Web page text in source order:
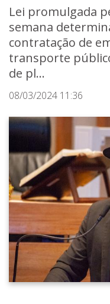
Lei promulgada
semana
contratação de
transporte
de pl...
08/03/2024 11:36